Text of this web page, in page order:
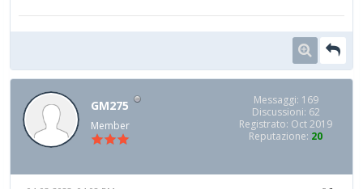
GM275
Member
Messaggi: 169
Discussioni: 62
Registrato: Oct 2019
Reputazione: 20